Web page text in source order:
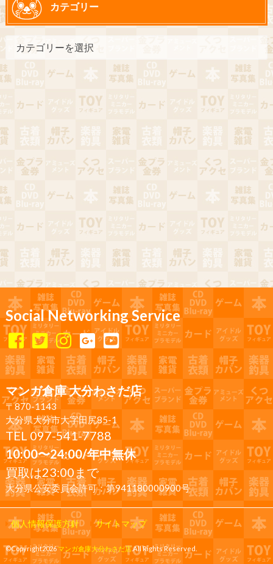
カテゴリー
Social Networking Service
マンガ倉庫 大分わさだ店
〒870-1143
大分県大分市大字田尻85-1
TEL 097-541-7788
10:00〜24:00/年中無休
買取は23:00まで
大分県公安委員会許可：第941180000900号
個人情報保護方針 サイトマップ
©Copyright2026マンガ倉庫大分わさだ店.All Rights Reserved.